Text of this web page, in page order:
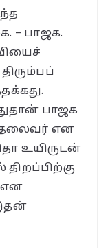
– பாஜக.
பாஜக
என
உயிருடன்